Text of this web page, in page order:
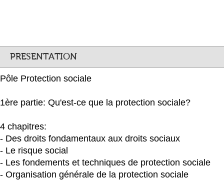
PRESENTATION
Pôle Protection sociale
1ère partie: Qu'est-ce que la protection sociale?
4 chapitres:
- Des droits fondamentaux aux droits sociaux
- Le risque social
- Les fondements et techniques de protection sociale
- Organisation générale de la protection sociale